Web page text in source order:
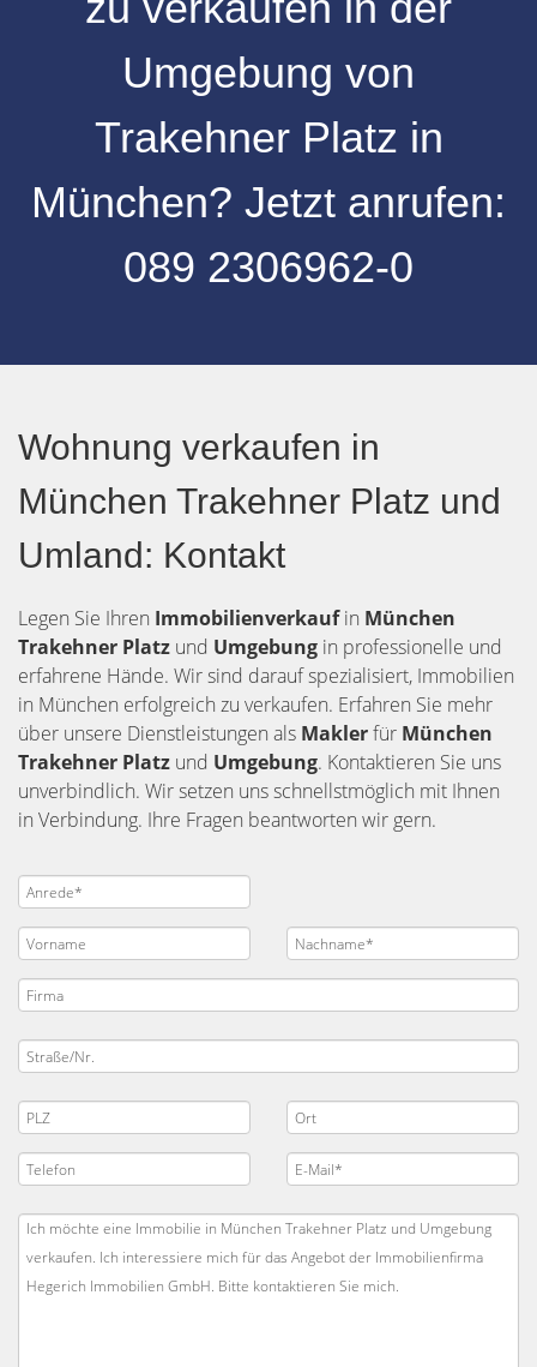
Umgebung von
Trakehner Platz in
München? Jetzt anrufen:
089 2306962-0
Wohnung verkaufen in
München Trakehner Platz und
Umland: Kontakt
Legen Sie Ihren Immobilienverkaufin München
Trakehner Platz und Umgebung in professionelle und
erfahrene Hände. Wir sind darauf spezialisiert, Immobilien
in München erfolgreich zu verkaufen. Erfahren Sie mehr
über unsere Dienstleistungen als Maklerfür München
Trakehner Platz und Umgebung. Kontaktieren Sie uns
unverbindlich. Wir setzen uns schnellstmöglich mit Ihnen
in Verbindung. Ihre Fragen beantworten wir gern.